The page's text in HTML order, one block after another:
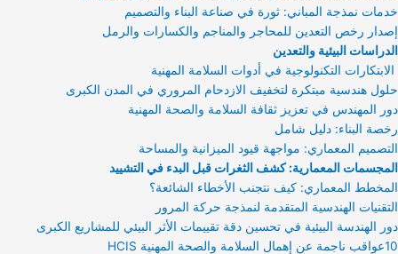
خدمات نمذجة المباني: ثورة في صناعة البناء والتصميم
إصدار رخص التعدين للمحاجر والمناجم والكسارات والرمل
الدراسات البيئية والتعدين
الابتكارات التكنولوجية في أدوات السلامة المهنية
حلول هندسية مبتكرة لتخفيف الازدحام المروري في المدن الكبرى
دور المهندس في تعزيز ثقافة السلامة والصحة المهنية
رخصة البناء: دليل شامل
التصميم المعماري: مواجهة قيود الميزانية والمساحة
المجسمات المعمارية: كشف الثغرات قبل البدء في التشييد
المخطط المعماري: كيف نتجنب الأخطاء الشائعة؟
التقنيات الهندسية المتقدمة لنمذجة حركة المرور
دور الهندسة البيئية في تحسين دقة تقييمات الأثر البيئي للمشاريع الكبرى
10عواقب ناجمة عن إهمال السلامة والصحة المهنية HCIS